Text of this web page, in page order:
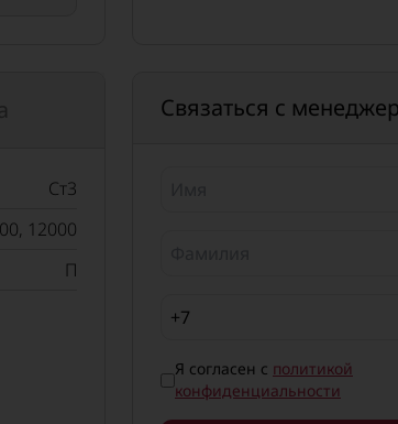
Ст3
12000
П
Связаться с
Я согласен с политикой
конфиденциальности